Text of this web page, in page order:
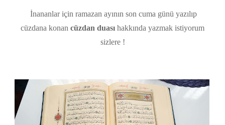
İnananlar için ramazan ayının son cuma günü yazılıp
cüzdana konan cüzdan duası hakkında yazmak istiyorum
sizlere !